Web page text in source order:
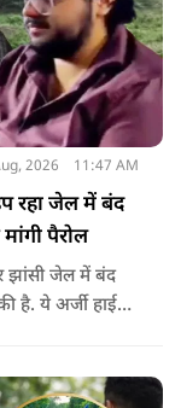
2026 11:47 AM
रहा जेल में बंद
पैरोल
जेल में बंद
है. ये अर्जी हाई